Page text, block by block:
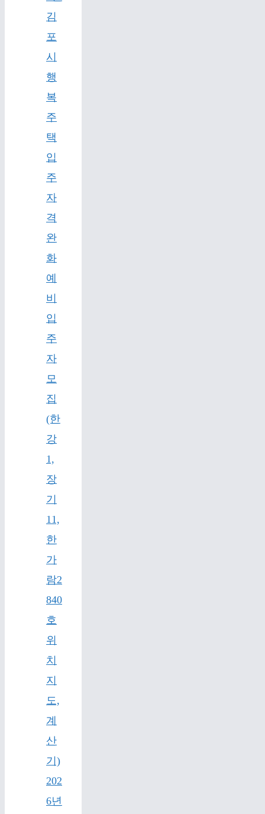
김
포
시
행
복
주
택
입
주
자
격
완
화
예
비
입
주
자
모
집
(한
강
1,
장
기
11,
한
가
람2
840
호
위
치
지
도,
계
산
기)
202
6년